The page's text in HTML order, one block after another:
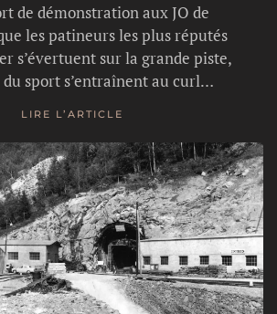
de démonstration aux JO de
les patineurs les plus réputés
s’évertuent sur la grande piste,
du sport s’entraînent au curl…
LIRE L’ARTICLE